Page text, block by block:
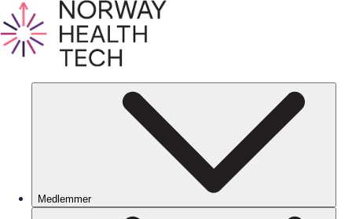
Medlemmer